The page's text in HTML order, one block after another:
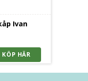
Ivan